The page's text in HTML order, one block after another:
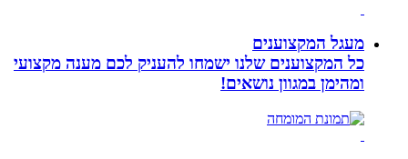
מעגל המקצוענים
כל המקצוענים שלנו ישמחו להעניק לכם מענה מקצועי
ומהימן במגוון נושאים!